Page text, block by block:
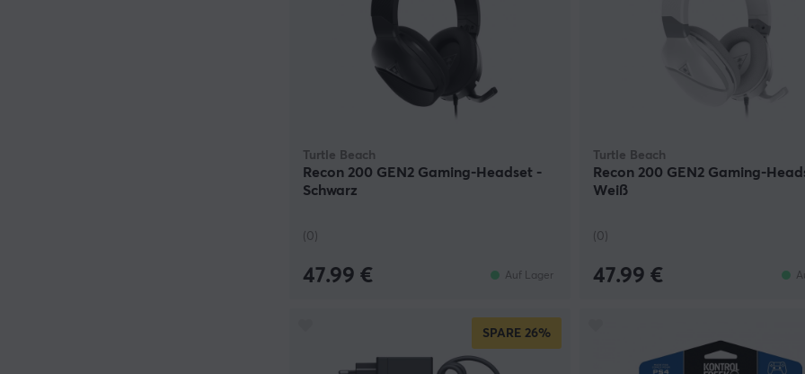
Turtle Beach
Recon 200 GEN2 Gaming-Headset -
Schwarz
(0)
47.99 € Auf Lager
Turtle Beach
Recon 200 GEN2 Gaming-
Weiß
(0)
47.99 €
SPARE 26%